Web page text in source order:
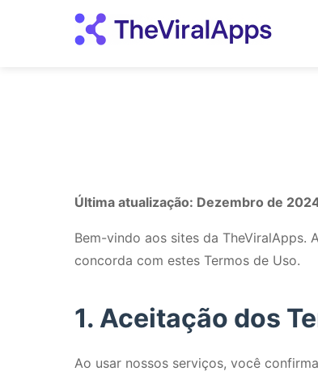
Última atualização: Dezembro de
Bem-vindo aos sites da TheViralApps.
concorda com estes Termos de Uso.
1. Aceitação dos
Ao usar nossos serviços, você